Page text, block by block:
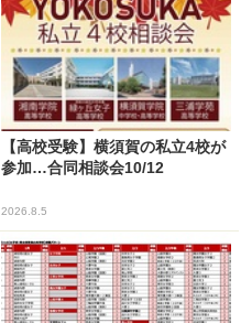
【高校受験】横須賀の私立4校が
参加…合同相談会10/12
2026.8.5